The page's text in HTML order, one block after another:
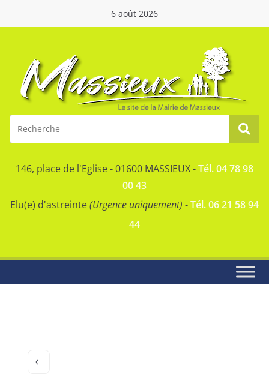
6 août 2026
146, place de l'Eglise - 01600 MASSIEUX -Tél. 04 78 98
00 43
Elu(e) d'astreinte(Urgence uniquement) -Tél. 06 21 58 94
44